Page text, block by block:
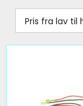
Pris fra lav til